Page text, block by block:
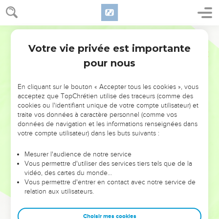
NE MANQUEZ PAS L’ÉVÉNEMENT
DE L’ANNÉE !
ET SI LEURS ERREURS POUVAIENT VOUS ÉVITER LES
VOTRES ?
leur foi ou leur vision. Mais on voit moins les doutes, les erreurs
et les saisons difficiles qu'ils ont traversés, alors même que ce
sont elles qui les ont façonnés.
Dans cette conférence, leaders, entrepreneurs, et responsables
clés pour avancer avec plus de sagesse afin que leurs erreurs
Votre vie privée est importante
pour nous
En cliquant sur le bouton « Accepter tous les cookies », vous
acceptez que TopChrétien utilise des traceurs (comme des
cookies ou l'identifiant unique de votre compte utilisateur) et
traite vos données à caractère personnel (comme vos
données de navigation et les informations renseignées dans
votre compte utilisateur) dans les buts suivants :
Mesurer l'audience de notre service
Vous permettre d'utiliser des services tiers tels que de la
vidéo, des cartes du monde…
Vous permettre d'entrer en contact avec notre service de
relation aux utilisateurs.
Choisir mes cookies